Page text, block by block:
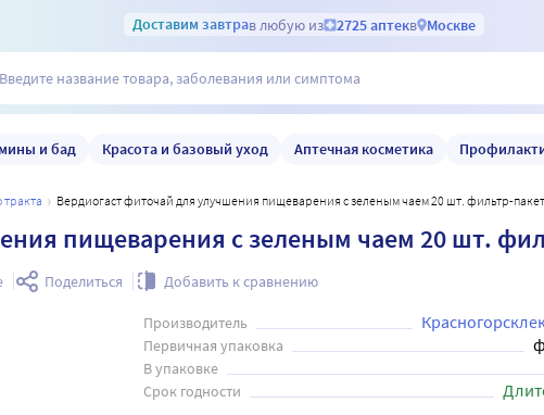
Доставим завтрав любую из 2725 аптекв Москве
и бад Красота и базовый уход Аптечная косметика
Вердиогаст фиточай для улучшения пищеварения с зеленым чаем 20 шт. фильтр-
пищеварения с зеленым чаем 20 шт.
Поделиться Добавить к сравнению
Производитель
Первичная упаковка
В упаковке
Срок годности